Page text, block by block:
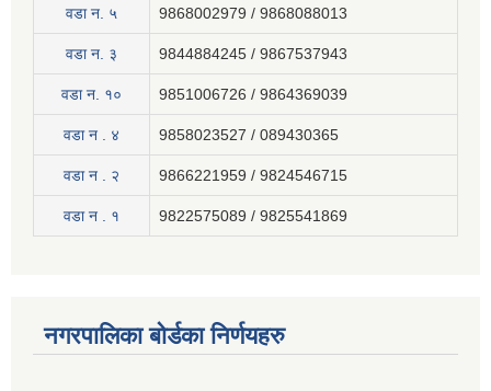
वडा न. ५ 9868002979 / 9868088013
वडा न. ३ 9844884245 / 9867537943
वडा न. १० 9851006726 / 9864369039
वडा न . ४ 9858023527 / 089430365
वडा न . २ 9866221959 / 9824546715
वडा न . १ 9822575089 / 9825541869
नगरपालिका बोर्डका निर्णयहरु